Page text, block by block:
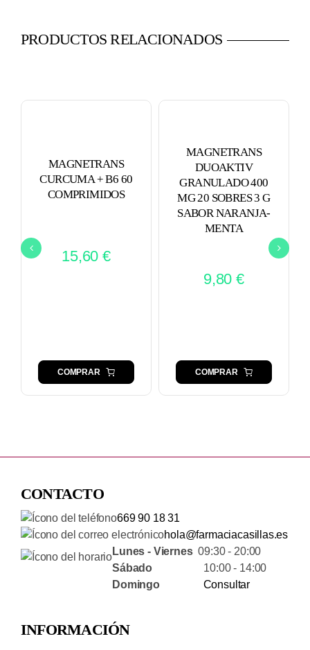
PRODUCTOS RELACIONADOS
MAGNETRANS
CURCUMA + B6 60
COMPRIMIDOS
15,60 €
COMPRAR
MAGNETRANS
DUOAKTIV
GRANULADO 400
MG 20 SOBRES 3 G
SABOR NARANJA-
MENTA
9,80€
COMPRAR
CONTACTO
669 90 18 31
hola@farmaciacasillas.es
Lunes - Viernes09:30 - 20:00
Sábado 10:00 - 14:00
Domingo
Consultar
INFORMACIÓN